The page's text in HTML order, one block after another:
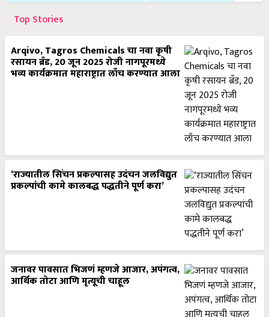
Top Stories
Arqivo, Tagros Chemicals चा नवा कृषी
रसायन ब्रँड, 20 जून 2025 रोजी नागपूरमध्ये
भव्य कार्यक्रमात महाराष्ट्रात लाँच करण्यात आला
‘राज्यातील सिंचन प्रकल्पासह उदंचन जलविद्युत
प्रकल्पांची कामे कालबद्ध पद्धतीने पूर्ण करा’
जनावर पावसात भिजणं म्हणजे आजार, अपंगत्व,
आर्थिक तोटा आणि मृत्यूची चाहूल